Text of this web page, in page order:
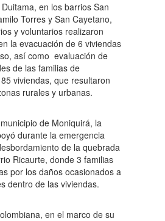
en los barrios San
Torres y San Cayetano,
y voluntarios realizaron
la evacuación de 6 viviendas
así como evaluación de
de las familias de
viviendas, que resultaron
rurales y urbanas.
de Moniquirá, la
durante la emergencia
de la quebrada
Ricaurte, donde 3 familias
por los daños ocasionados a
dentro de las viviendas.
en el marco de su